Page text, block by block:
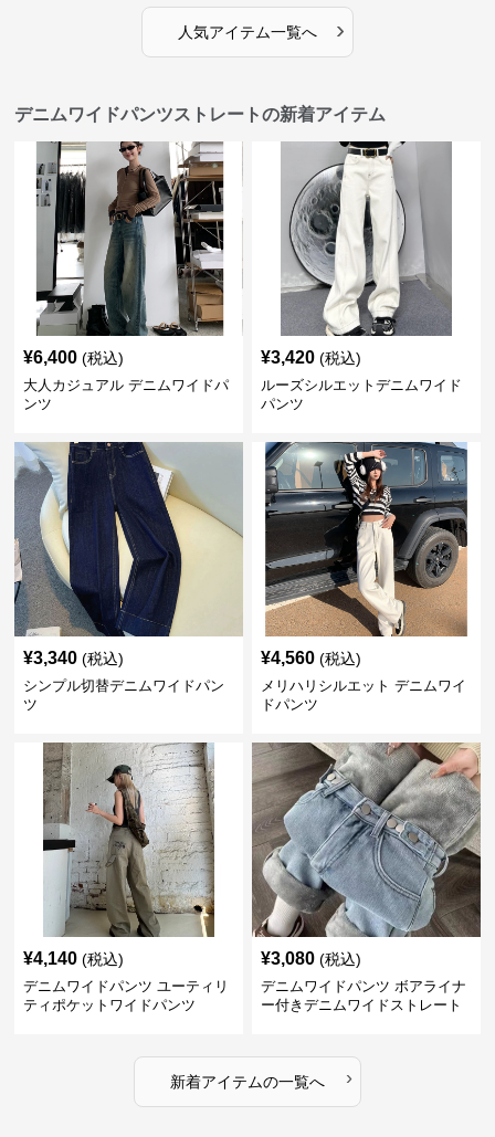
人気アイテム一覧へ ›
デニムワイドパンツストレートの新着アイテム
¥6,400 (税込)
大人カジュアル デニムワイドパ
ンツ
¥3,420 (税込)
ルーズシルエットデニムワイド
パンツ
¥3,340 (税込)
シンプル切替デニムワイドパン
ツ
¥4,560 (税込)
メリハリシルエット デニムワイ
ドパンツ
¥4,140 (税込)
デニムワイドパンツ ユーティリ
ティポケットワイドパンツ
¥3,080 (税込)
デニムワイドパンツ ボアライナ
ー付きデニムワイドストレート
新着アイテムの一覧へ ›